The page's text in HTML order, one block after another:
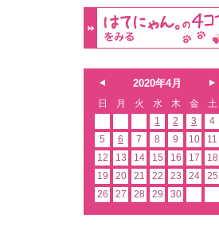
2020年4月
日 月 火 水 木 金
土
1
2 3
4
5
6 7 8 9 10
11
12
13 14 15 16 17
18
19
20 21 22 23 24
25
26
27 28 29 30